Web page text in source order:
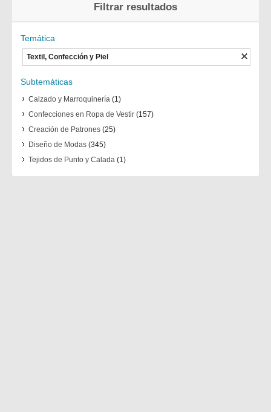
Filtrar resultados
Temática
Textil, Confección y Piel
Subtemáticas
Calzado y Marroquinería(1)
Confecciones en Ropa de Vestir(157)
Creación de Patrones(25)
Diseño de Modas(345)
Tejidos de Punto y Calada (1)